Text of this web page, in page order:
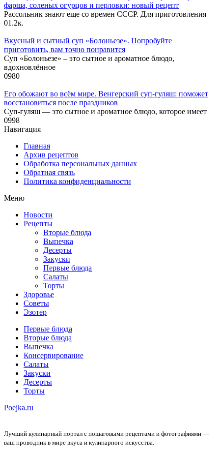
фарша, соленых огурцов и перловки: новый рецепт
Рассольник знают еще со времен СССР. Для приготовления
01.2к.
Вкусный и сытный cуп «Болоньезе». Попробуйте
приготовить, вам точно понравится
Суп «Болоньезе» – это сытное и ароматное блюдо,
вдохновлённое
0980
Его обожают во всём мире. Венгерский суп-гуляш: поможет
восстановиться после праздников
Суп-гуляш — это сытное и ароматное блюдо, которое имеет
0998
Навигация
Главная
Архив рецептов
Обработка персональных данных
Обратная связь
Политика конфиденциальности
Меню
Новости
Рецепты
Вторые блюда
Выпечка
Десерты
Закуски
Первые блюда
Салаты
Торты
Здоровье
Советы
Эзотер
Первые блюда
Вторые блюда
Выпечка
Консервирование
Салаты
Закуски
Десерты
Торты
Poejka.ru
Лучший кулинарный портал с пошаговыми рецептами и фотографиями —
ваш проводник в мире вкуса и кулинарного искусства.